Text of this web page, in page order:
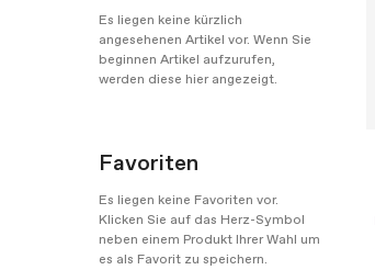
Es liegen keine kürzlich
angesehenen Artikel vor. Wenn Sie
beginnen Artikel aufzurufen,
werden diese hier angezeigt.
Favoriten
Es liegen keine Favoriten vor.
Klicken Sie auf das Herz-Symbol
neben einem Produkt Ihrer Wahl um
es als Favorit zu speichern.